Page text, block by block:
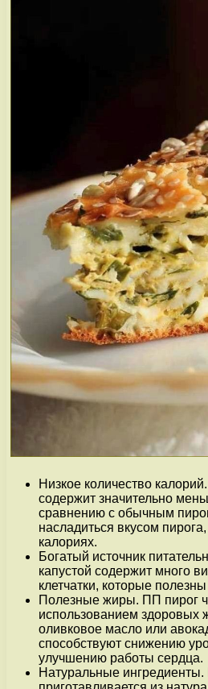
Низкое количество
содержит значительно
сравнению с обычным
насладиться вкусом
калориях.
Богатый источник
капустой содержит много
клетчатки, которые
Полезные жиры. ПП пирог
использованием здоровых
оливковое масло или
способствуют снижению
улучшению работы сердца.
Натуральные